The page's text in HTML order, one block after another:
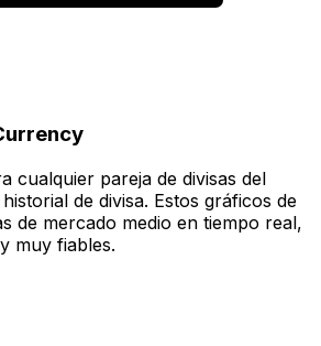
cualquier pareja de divisas del
de divisa. Estos gráficos de
de mercado medio en tiempo real,
muy fiables.